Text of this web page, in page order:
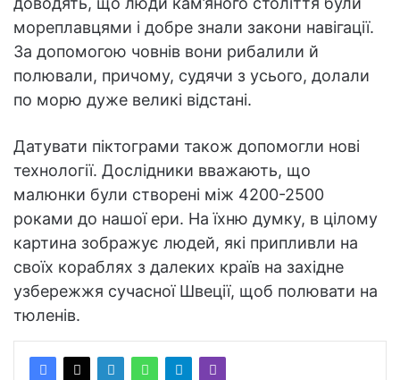
мореплавцями і добре знали закони навігації.
За допомогою човнів вони рибалили й
полювали, причому, судячи з усього, долали
по морю дуже великі відстані.
Датувати піктограми також допомогли нові
технології. Дослідники вважають, що
малюнки були створені між 4200-2500
роками до нашої ери. На їхню думку, в цілому
картина зображує людей, які припливли на
своїх кораблях з далеких країв на західне
узбережжя сучасної Швеції, щоб полювати на
тюленів.